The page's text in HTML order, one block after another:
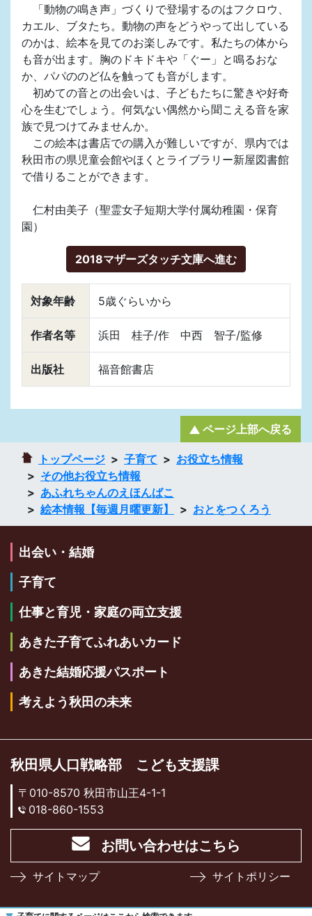
「動物の鳴き声」づくりで登場するのはフクロウ、
カエル、ブタたち。動物の声をどうやって出している
のかは、絵本を見てのお楽しみです。私たちの体から
も音が出ます。胸のドキドキや「ぐー」と鳴るおな
か、パパののど仏を触っても音がします。
初めての音との出会いは、子どもたちに驚きや好奇
心を生むでしょう。何気ない偶然から聞こえる音を家
族で見つけてみませんか。
この絵本は書店での購入が難しいですが、県内では
秋田市の県児童会館やほくとライブラリー新屋図書館
で借りることができます。
仁村由美子（聖霊女子短期大学付属幼稚園・保育
園）
2018マザーズタッチ文庫へ進む
対象年齢 5歳ぐらいから
作者名等 浜田 桂子/作 中西 智子/監修
出版社 福音館書店
トップページ 子育て
お役立ち情報
その他お役立ち情報
あふれちゃんのえほんばこ
絵本情報【毎週月曜更新】
おとをつくろう
ページ上部へ戻る
出会い・結婚
子育て
仕事と育児・家庭の両立支援
あきた子育てふれあいカード
あきた結婚応援パスポート
考えよう秋田の未来
秋田県人口戦略部 こども支援課
〒010-8570 秋田市山王4-1-1
018-860-1553
お問い合わせはこちら
サイトマップ サイトポリシー